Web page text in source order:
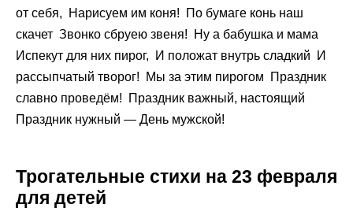
от себя, Нарисуем им коня! По бумаге конь наш
скачет Звонко сбруею звеня! Ну а бабушка и мама
Испекут для них пирог, И положат внутрь сладкий И
рассыпчатый творог! Мы за этим пирогом Праздник
славно проведём! Праздник важный, настоящий
Праздник нужный — День мужской!
Трогательные стихи на 23 февраля
для детей